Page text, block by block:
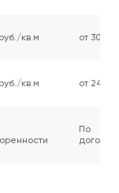
кв.м от 30
кв.м от 24
По